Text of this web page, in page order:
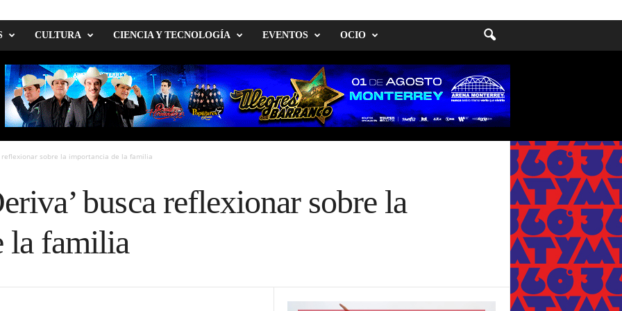
CULTURA CIENCIA Y TECNOLOGÍA EVENTOS OCIO
reflexionar sobre la importancia de la familia
busca reflexionar sobre la
la familia